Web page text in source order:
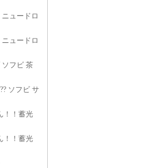
ュードロ
ュードロ
ソフビ 茶
ソフビ サ
！！蓄光
！！蓄光